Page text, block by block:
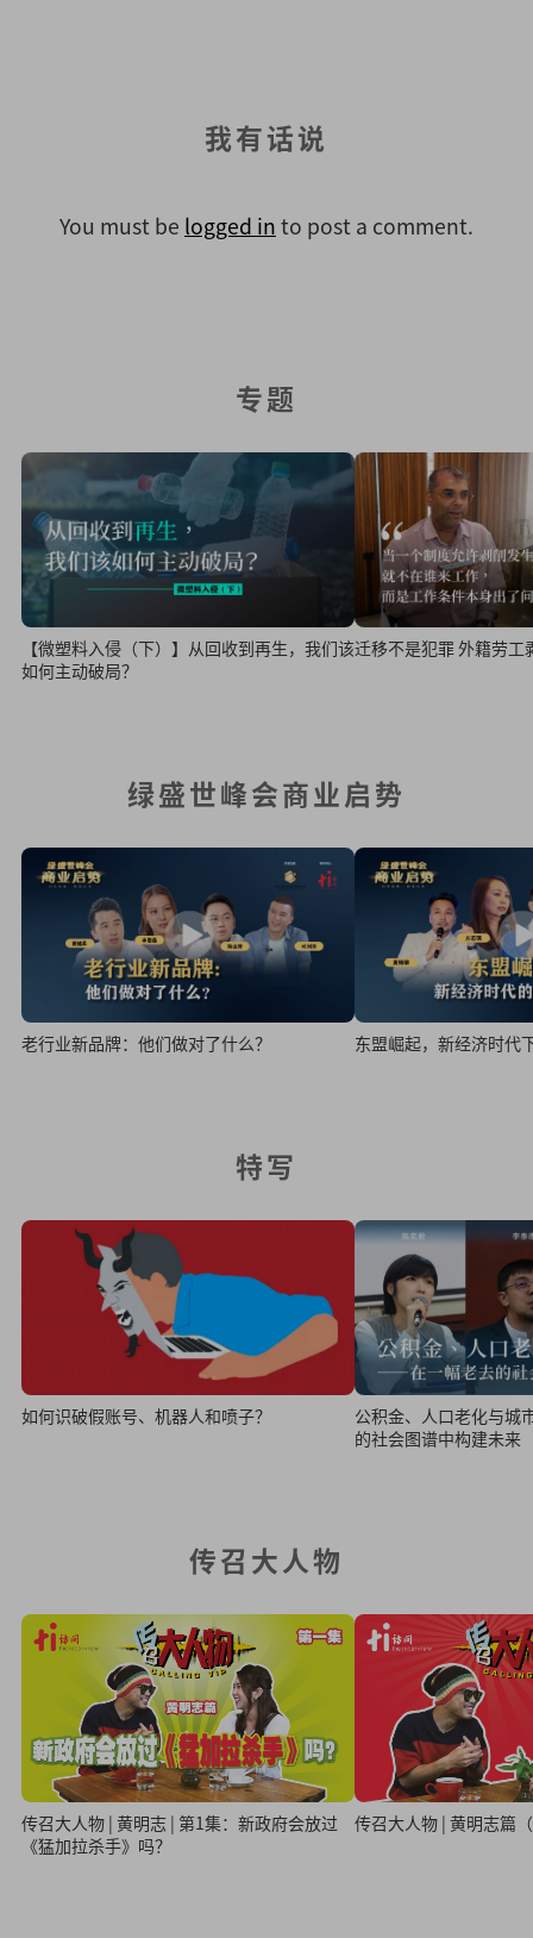
我有话说
You must be logged in to post a comment.
专题
【微塑料入侵（下）】从回收到再生，我们该
如何主动破局？
迁移不是犯罪 外籍劳工
绿盛世峰会商业启势
老行业新品牌：他们做对了什么？ 东盟崛起，新经济时代
特写
如何识破假账号、机器人和喷子？
公积金、人口老化与
的社会图谱中构建未来
传召大人物
传召大人物 | 黄明志 | 第1集：新政府会放过
《猛加拉杀手》吗？
传召大人物 | 黄明志篇